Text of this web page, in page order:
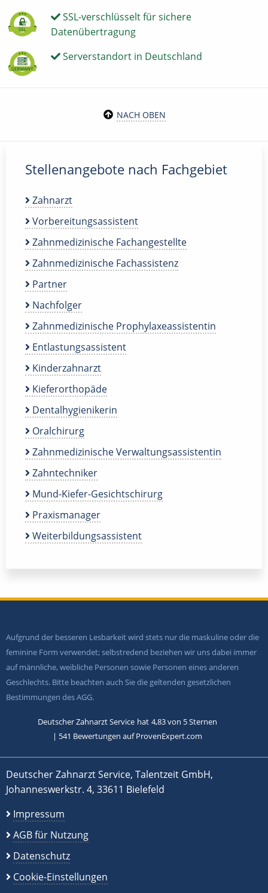
SSL-verschlüsselt für sichere
Datenübertragung
Serverstandort in Deutschland
NACH OBEN
Stellenangebote nach Fachgebiet
Zahnarzt
Vorbereitungsassistent
Zahnmedizinische Fachangestellte
Zahnmedizinische Fachassistenz
Partner
Nachfolger
Zahnmedizinische Prophylaxeassistentin
Entlastungsassistent
Kinderzahnarzt
Kieferorthopäde
Dentalhygienikerin
Oralchirurg
Zahnmedizinische Verwaltungsassistentin
Zahntechniker
Mund-Kiefer-Gesichtschirurg
Praxismanager
Weiterbildungsassistent
Aufgrund der besseren Lesbarkeit wird stets nur die maskuline oder die
feminine Form verwendet; selbstredend beziehen wir uns dabei immer
auf männliche, weibliche Personen sowie Personen eines anderen
Geschlechts. Bitte beachten auch Sie die geltenden gesetzlichen
Bestimmungen des AGG.
Deutscher Zahnarzt Service hat 4,83von 5Sternen
| 541 Bewertungen auf ProvenExpert.com
Deutscher Zahnarzt Service, Talentzeit GmbH,
Johanneswerkstr. 4, 33611 Bielefeld
Impressum
AGB für Nutzung
Datenschutz
Cookie-Einstellungen